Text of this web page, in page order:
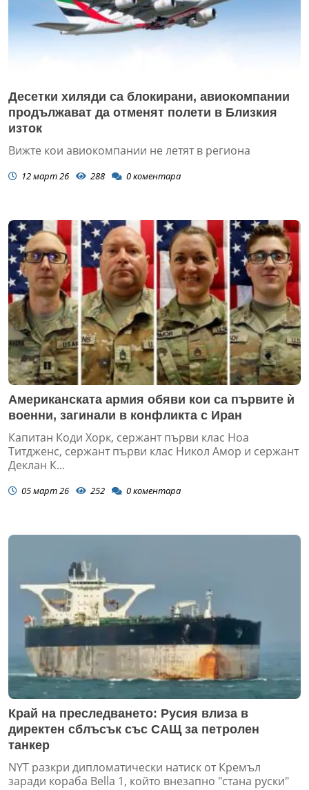
Десетки хиляди са блокирани, авиокомпании
продължават да отменят полети в Близкия
изток
Вижте кои авиокомпании не летят в региона
12 март 26 288 0коментара
Американската армия обяви кои са първите ѝ
военни, загинали в конфликта с Иран
Капитан Коди Хорк, сержант първи клас Ноа
Титдженс, сержант първи клас Никол Амор и сержант
Деклан К...
05 март 26 252 0коментара
Край на преследването: Русия влиза в
директен сблъсък със САЩ за петролен
танкер
NYT разкри дипломатически натиск от Кремъл
заради кораба Bella 1, който внезапно "стана руски"